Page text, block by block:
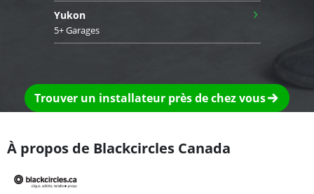
Yukon
5+ Garages
›
Trouver un installateur près de chez vous
À propos de Blackcircles Canada